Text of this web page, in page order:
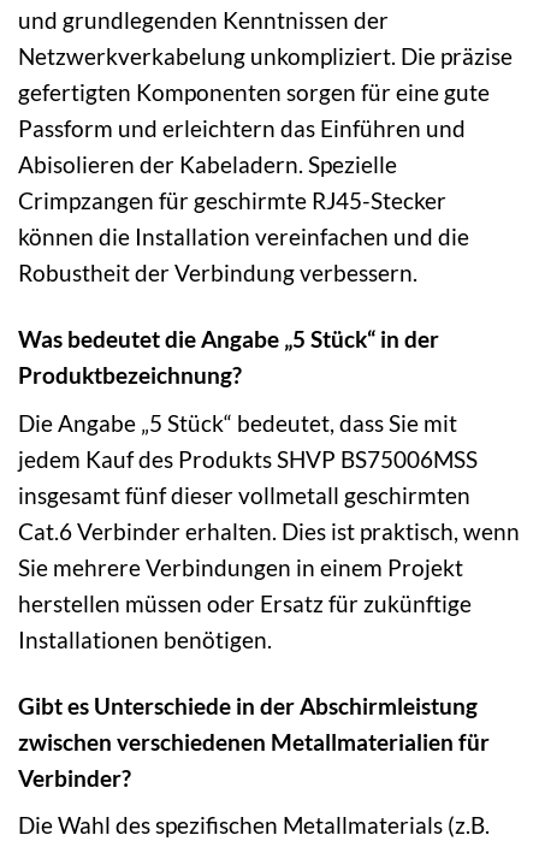
und grundlegenden Kenntnissen der
Netzwerkverkabelung unkompliziert. Die präzise
gefertigten Komponenten sorgen für eine gute
Passform und erleichtern das Einführen und
Abisolieren der Kabeladern. Spezielle
Crimpzangen für geschirmte RJ45-Stecker
können die Installation vereinfachen und die
Robustheit der Verbindung verbessern.
Was bedeutet die Angabe „5 Stück“ in der
Produktbezeichnung?
Die Angabe „5 Stück“ bedeutet, dass Sie mit
jedem Kauf des Produkts SHVP BS75006MSS
insgesamt fünf dieser vollmetall geschirmten
Cat.6 Verbinder erhalten. Dies ist praktisch, wenn
Sie mehrere Verbindungen in einem Projekt
herstellen müssen oder Ersatz für zukünftige
Installationen benötigen.
Gibt es Unterschiede in der Abschirmleistung
zwischen verschiedenen Metallmaterialien für
Verbinder?
Die Wahl des spezifischen Metallmaterials (z.B.